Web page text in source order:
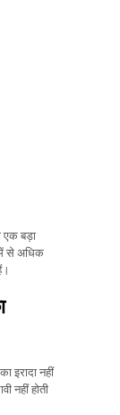
एक बड़ा
से अधिक
इरादा नहीं
नहीं होती